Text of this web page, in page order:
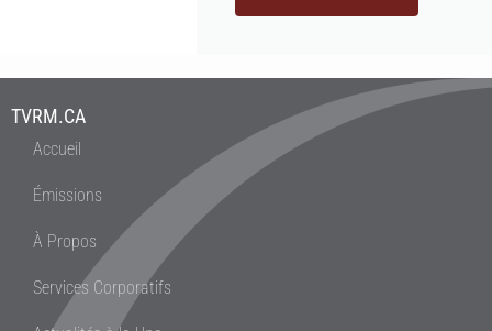
TVRM.CA
Accueil
Émissions
À Propos
Services Corporatifs